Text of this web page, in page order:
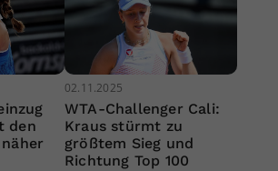
den
02.11.2025
WTA-Challenger Cali:
Kraus stürmt zu
größtem Sieg und
Richtung Top 100